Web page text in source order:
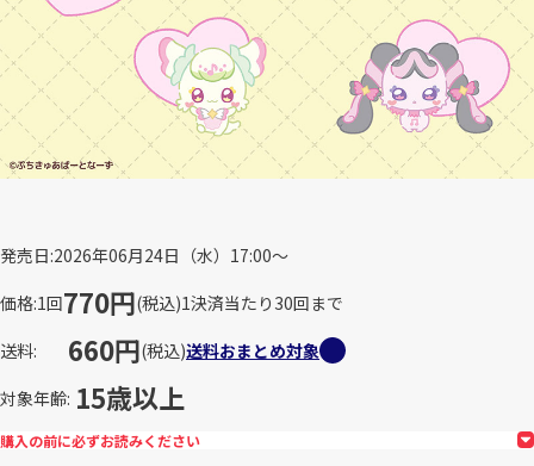
発売日 2026年06月24日（水）17:00～
価格 1回770円(税込)1決済当たり30回まで
送料
660円(税込)送料おまとめ対象
対象年齢 15歳以上
購入の前に必ずお読みください